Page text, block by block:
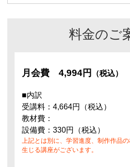
料金のご
月会費 4,994円 （税込）
■内訳
受講料：4,664円（税込）
教材費：
設備費：330円（税込）
上記とは別に、学習進度、制作作品
生じる講座がございます。